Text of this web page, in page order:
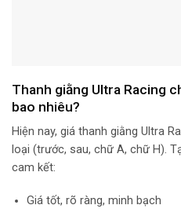
Thanh giằng Ultra Racing
bao nhiêu?
Hiện nay, giá thanh giằng Ultra
loại (trước, sau, chữ A, chữ H).
cam kết:
Giá tốt, rõ ràng, minh bạch